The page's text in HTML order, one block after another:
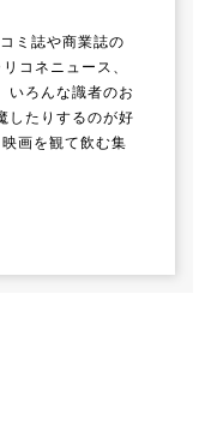
ミ誌や商業誌の
コネニュース、
いろんな識者のお
したりするのが好
画を観て飲む集